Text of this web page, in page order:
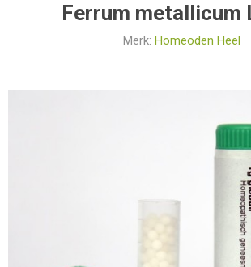
Ferrum metallicum
Merk: Homeoden Heel